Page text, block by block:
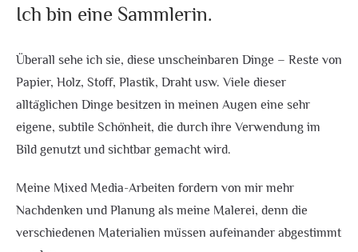
Ich bin eine Sammlerin.
Überall sehe ich sie, diese unscheinbaren Dinge – Reste von
Papier, Holz, Stoff, Plastik, Draht usw. Viele dieser
alltäglichen Dinge besitzen in meinen Augen eine sehr
eigene, subtile Schönheit, die durch ihre Verwendung im
Bild genutzt und sichtbar gemacht wird.
Meine Mixed Media-Arbeiten fordern von mir mehr
Nachdenken und Planung als meine Malerei, denn die
verschiedenen Materialien müssen aufeinander abgestimmt